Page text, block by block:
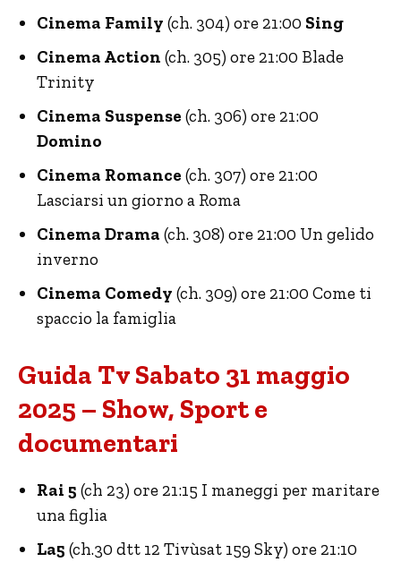
Cinema Family (ch. 304) ore 21:00 Sing
Cinema Action (ch. 305) ore 21:00 Blade
Trinity
Cinema Suspense (ch. 306) ore 21:00
Domino
Cinema Romance (ch. 307) ore 21:00
Lasciarsi un giorno a Roma
Cinema Drama (ch. 308) ore 21:00 Un gelido
inverno
Cinema Comedy (ch. 309) ore 21:00 Come ti
spaccio la famiglia
Guida Tv Sabato 31 maggio
2025 – Show, Sport e
documentari
Rai 5 (ch 23) ore 21:15 I maneggi per maritare
una figlia
La5 (ch.30 dtt 12 Tivùsat 159 Sky) ore 21:10